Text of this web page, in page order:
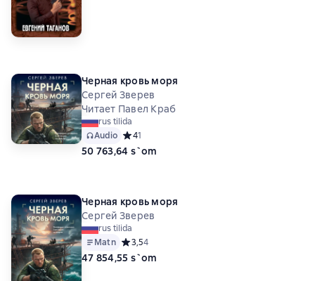
Черная кровь моря
Сергей Зверев
Читает Павел Краб
rus tilida
Audio Средний рейтинг 4 на основе 1 оценок
41
50 763,64 s`om
Черная кровь моря
Сергей Зверев
rus tilida
Matn Средний рейтинг 3,5 на основе 4 оценок
3,54
47 854,55 s`om